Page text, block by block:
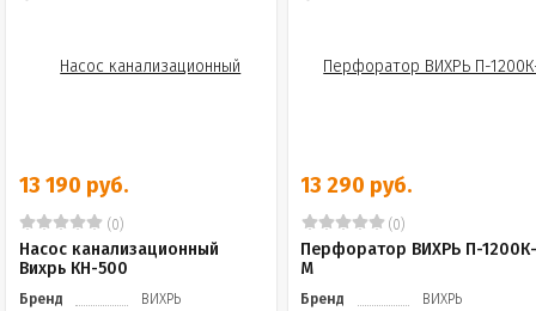
13 190 руб.
(0)
Насос канализационный
Вихрь КН-500
Бренд
ВИХРЬ
13 290 руб.
(0)
Перфоратор ВИХРЬ П-
М
Бренд
ВИХРЬ